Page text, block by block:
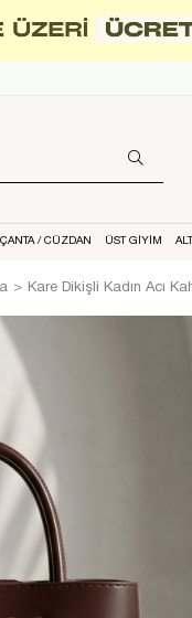
ÇANTA / CÜZDAN ÜST GİYİM
Kare Dikişli Kadın Acı